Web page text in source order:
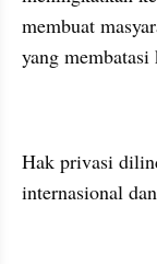
membuat
yang membatasi
Hak privasi
internasional